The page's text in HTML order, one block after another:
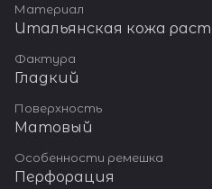
Материал
Итальянская кожа
Фактура
Гладкий
Поверхность
Матовый
Особенности ремешка
Перфорация